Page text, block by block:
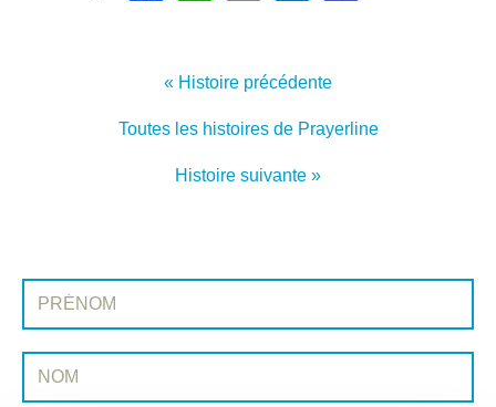
« Histoire précédente
Toutes les histoires de Prayerline
Histoire suivante »
INSCRIVEZ-VOUS À PRAYERLINE
Prénom:
Nom: